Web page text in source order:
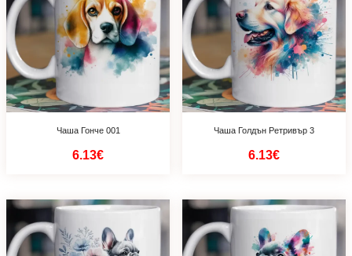
Чаша Гонче 001
6.13€
Чаша Голдън Ретривър 3
6.13€